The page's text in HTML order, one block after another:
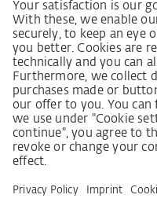
Процедура подання та
до Закону про
постачання
Довідкові дані AGB
Заява щодо доступності